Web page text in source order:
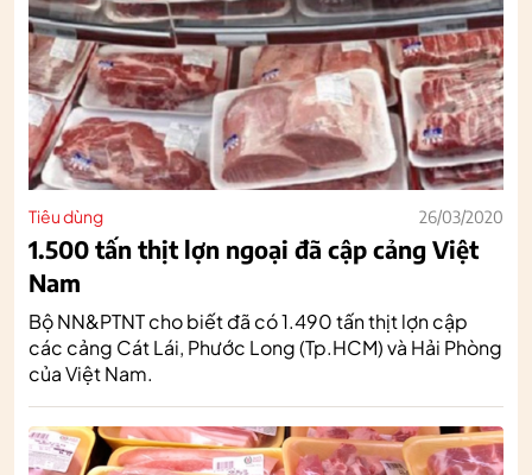
Tiêu dùng 26/03/2020
1.500 tấn thịt lợn ngoại đã cập cảng Việt
Nam
Bộ NN&PTNT cho biết đã có 1.490 tấn thịt lợn cập
các cảng Cát Lái, Phước Long (Tp.HCM) và Hải Phòng
của Việt Nam.